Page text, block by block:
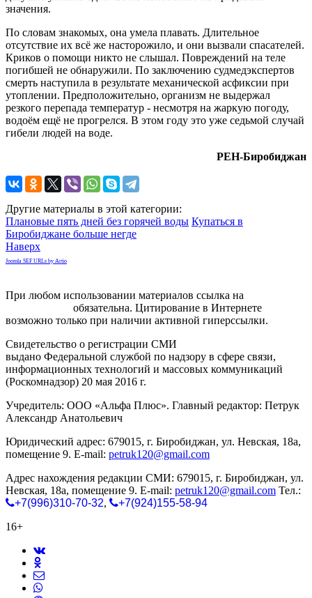
значения.
По словам знакомых, она умела плавать. Длительное
отсутствие их всё же насторожило, и они вызвали спасателей.
Криков о помощи никто не слышал. Повреждений на теле
погибшей не обнаружили. По заключению судмедэкспертов
смерть наступила в результате механической асфиксии при
утоплении. Предположительно, организм не выдержал
резкого перепада температур - несмотря на жаркую погоду,
водоём ещё не прогрелся. В этом году это уже седьмой случай
гибели людей на воде.
РЕН-Биробиджан
Другие материалы в этой категории:
Плановые пять дней без горячей воды Купаться в
Биробиджане больше негде
Наверх
Joomla SEF URLs by Artio
При любом использовании материалов ссылка на
обязательна. Цитирование в Интернете
возможно только при наличии активной гиперссылки.
Свидетельство о регистрации СМИ
выдано Федеральной службой по надзору в сфере связи,
информационных технологий и массовых коммуникаций
(Роскомнадзор) 20 мая 2016 г.
Учредитель: ООО «Альфа Плюс». Главный редактор: Петрук
Александр Анатольевич
Юридический адрес: 679015, г. Биробиджан, ул. Невская, 18а,
помещение 9. E-mail: petruk120@gmail.com
Адрес нахождения редакции СМИ: 679015, г. Биробиджан, ул.
Невская, 18а, помещение 9. E-mail: petruk120@gmail.com Тел.:
+7(996)310-70-32,
+7(924)155-58-94
16+